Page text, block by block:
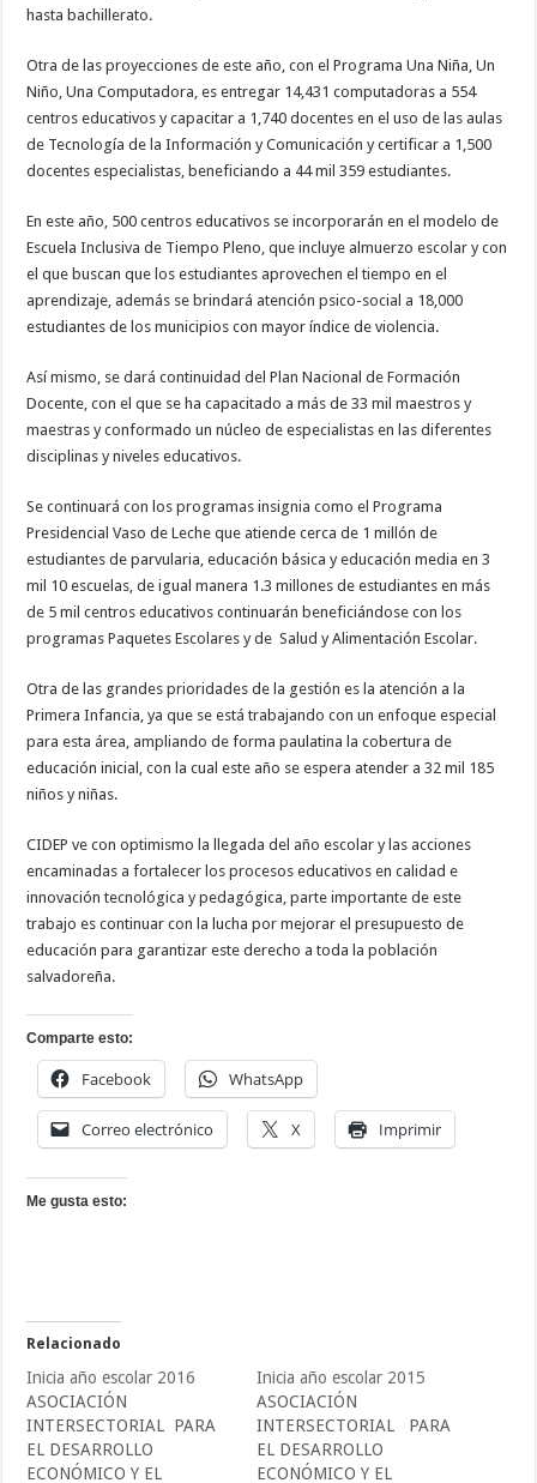
hasta bachillerato.
Otra de las proyecciones de este año, con el Programa Una Niña, Un
Niño, Una Computadora, es entregar 14,431 computadoras a 554
centros educativos y capacitar a 1,740 docentes en el uso de las aulas
de Tecnología de la Información y Comunicación y certificar a 1,500
docentes especialistas, beneficiando a 44 mil 359 estudiantes.
En este año, 500 centros educativos se incorporarán en el modelo de
Escuela Inclusiva de Tiempo Pleno, que incluye almuerzo escolar y con
el que buscan que los estudiantes aprovechen el tiempo en el
aprendizaje, además se brindará atención psico-social a 18,000
estudiantes de los municipios con mayor índice de violencia.
Así mismo, se dará continuidad del Plan Nacional de Formación
Docente, con el que se ha capacitado a más de 33 mil maestros y
maestras y conformado un núcleo de especialistas en las diferentes
disciplinas y niveles educativos.
Se continuará con los programas insignia como el Programa
Presidencial Vaso de Leche que atiende cerca de 1 millón de
estudiantes de parvularia, educación básica y educación media en 3
mil 10 escuelas, de igual manera 1.3 millones de estudiantes en más
de 5 mil centros educativos continuarán beneficiándose con los
programas Paquetes Escolares y de Salud y Alimentación Escolar.
Otra de las grandes prioridades de la gestión es la atención a la
Primera Infancia, ya que se está trabajando con un enfoque especial
para esta área, ampliando de forma paulatina la cobertura de
educación inicial, con la cual este año se espera atender a 32 mil 185
niños y niñas.
CIDEP ve con optimismo la llegada del año escolar y las acciones
encaminadas a fortalecer los procesos educativos en calidad e
innovación tecnológica y pedagógica, parte importante de este
trabajo es continuar con la lucha por mejorar el presupuesto de
educación para garantizar este derecho a toda la población
salvadoreña.
Comparte esto:
Facebook WhatsApp
Correo electrónico X Imprimir
Me gusta esto:
Relacionado
Inicia año escolar 2016
ASOCIACIÓN
INTERSECTORIAL PARA
EL DESARROLLO
ECONÓMICO Y EL
Inicia año escolar 2015
ASOCIACIÓN
INTERSECTORIAL PARA
EL DESARROLLO
ECONÓMICO Y EL